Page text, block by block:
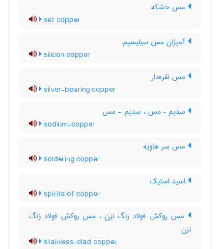
مس خشکه
set copper
آمیژان مس سیلیسیم
silicon copper
مس نقره‌دار
silver-bearing copper
سدیم – مس ، سدیم - مس
sodium-copper
مس سر هاویه
soldering copper
اسید استیک
spirits of copper
مس روکش فولاد زنگ نزن ، مس روکش فولاد زنگ
‌نزن
stainless-clad copper